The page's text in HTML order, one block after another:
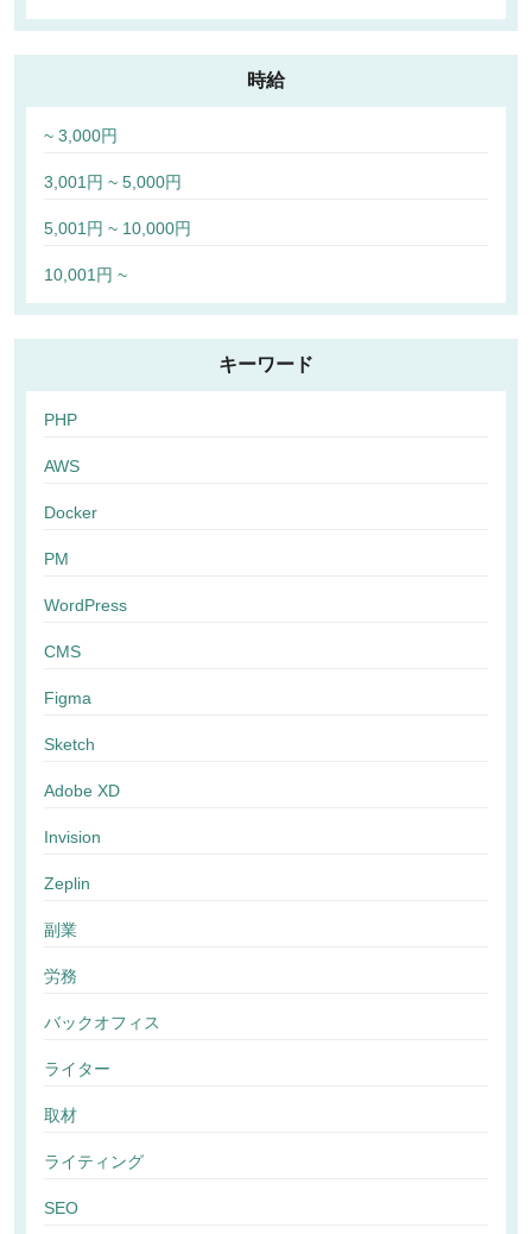
時給
~ 3,000円
3,001円 ~ 5,000円
5,001円 ~ 10,000円
10,001円 ~
キーワード
PHP
AWS
Docker
PM
WordPress
CMS
Figma
Sketch
Adobe XD
Invision
Zeplin
副業
労務
バックオフィス
ライター
取材
ライティング
SEO